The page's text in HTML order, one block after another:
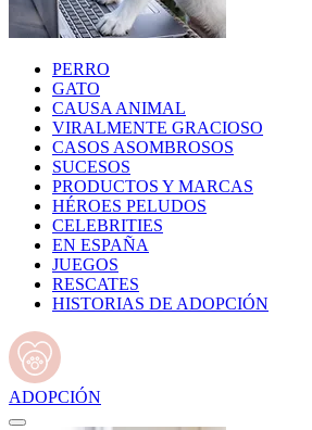
PERRO
GATO
CAUSA ANIMAL
VIRALMENTE GRACIOSO
CASOS ASOMBROSOS
SUCESOS
PRODUCTOS Y MARCAS
HÉROES PELUDOS
CELEBRITIES
EN ESPAÑA
JUEGOS
RESCATES
HISTORIAS DE ADOPCIÓN
ADOPCIÓN